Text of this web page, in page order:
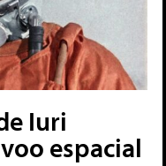
Iuri
espacial